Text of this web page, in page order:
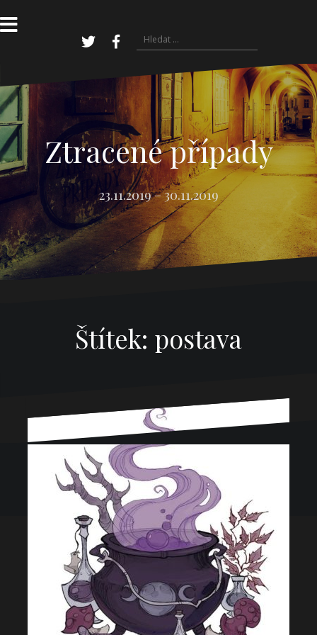
k
obsahu
TwitterFacebook
Vyhledávání
Ztracené případy
23.11.2019 – 30.11.2019
Štítek: postava
Používáme WordPress (v češtině).|Šablona:
Themeisle.